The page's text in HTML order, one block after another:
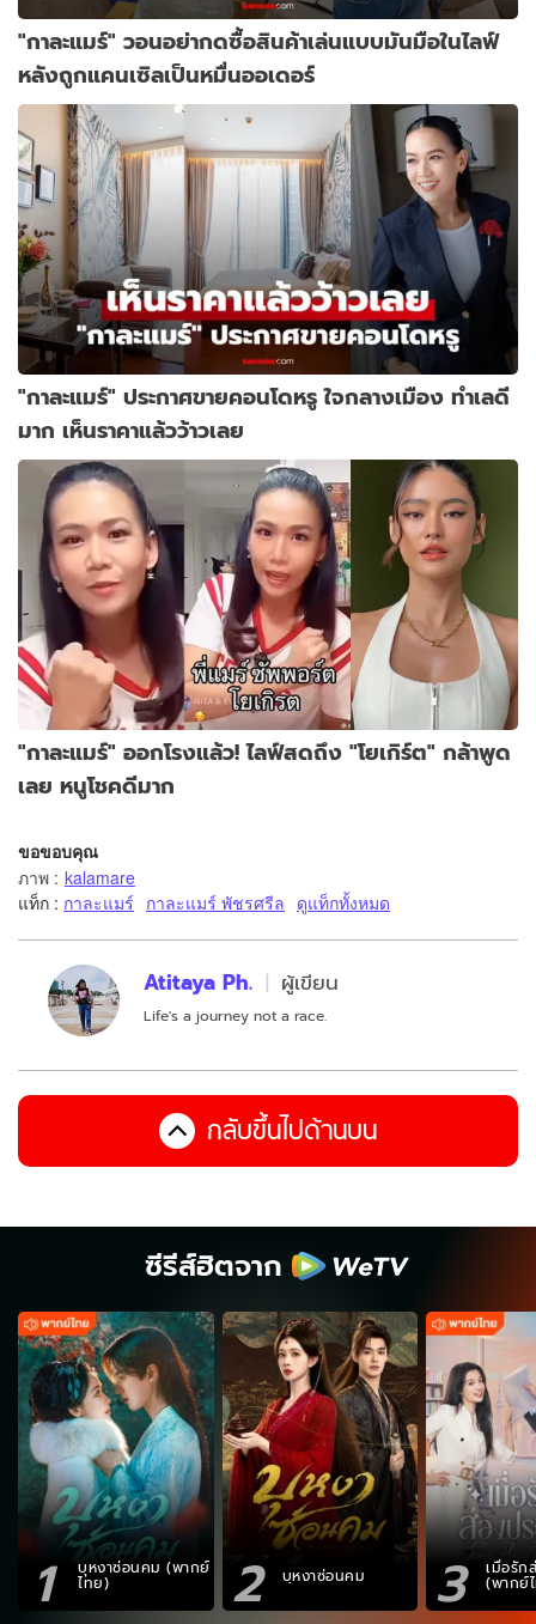
"กาละแมร์" วอนอย่ากดซื้อสินค้าเล่นแบบมันมือในไลฟ์
หลังถูกแคนเซิลเป็นหมื่นออเดอร์
"กาละแมร์" ประกาศขายคอนโดหรู ใจกลางเมือง ทำเลดี
มาก เห็นราคาแล้วว้าวเลย
"กาละแมร์" ออกโรงแล้ว! ไลฟ์สดถึง "โยเกิร์ต" กล้าพูด
เลย หนูโชคดีมาก
ขอขอบคุณ
ภาพ : kalamare
แท็ก : กาละแมร์ กาละแมร์ พัชรศรีล ดูแท็กทั้งหมด
Atitaya Ph. ผู้เขียน
Life's a journey not a race.
กลับขึ้นไปด้านบน
ซีรีส์ฮิตจาก
1 บุหงาซ่อนคม (พากย์
ไทย) 2 บุหงาซ่อนคม 3 เมื่อรัก
(พากย์